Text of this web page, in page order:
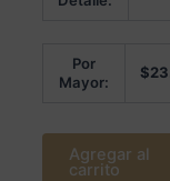
Por
Mayor:
$
Agregar al
carrito